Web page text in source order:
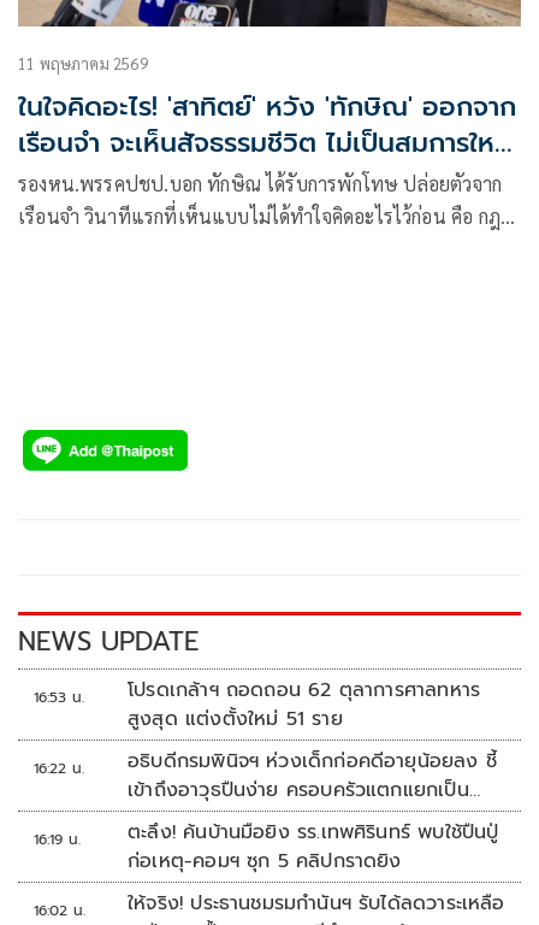
11 พฤษภาคม 2569
ในใจคิดอะไร! 'สาทิตย์' หวัง 'ทักษิณ' ออกจาก
เรือนจำ จะเห็นสัจธรรมชีวิต ไม่เป็นสมการใหม่
การเมือง
รองหน.พรรคปชป.บอก ทักษิณ ได้รับการพักโทษ ปล่อยตัวจาก
เรือนจำ วินาทีแรกที่เห็นแบบไม่ได้ทำใจคิดอะไรไว้ก่อน คือ กฎ
NEWS UPDATE
16:53 น.
โปรดเกล้าฯ ถอดถอน 62 ตุลาการศาลทหาร
สูงสุด แต่งตั้งใหม่ 51 ราย
16:22 น.
อธิบดีกรมพินิจฯ ห่วงเด็กก่อคดีอายุน้อยลง ชี้
เข้าถึงอาวุธปืนง่าย ครอบครัวแตกแยกเป็น
ชนวนสำคัญ
16:19 น.
ตะลึง! ค้นบ้านมือยิง รร.เทพศิรินทร์ พบใช้ปืนปู่
ก่อเหตุ-คอมฯ ซุก 5 คลิปกราดยิง
16:02 น.
ให้จริง! ประธานชมรมกำนันฯ รับได้ลดวาระเหลือ